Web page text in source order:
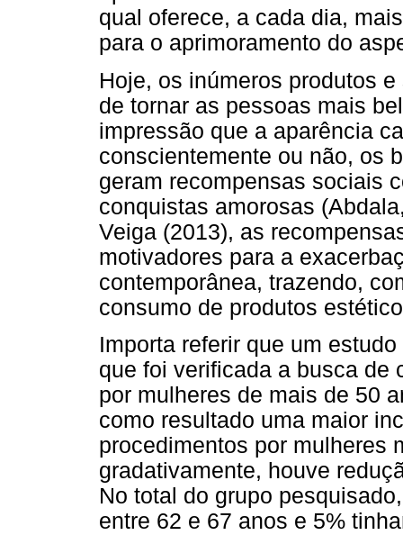
qual oferece, a cada dia,
para o aprimoramento do
Hoje, os inúmeros produtos
de tornar as pessoas mais
impressão que a aparência
conscientemente ou não, os
geram recompensas sociais
conquistas amorosas
Veiga (2013), as
motivadores para a
contemporânea, trazendo,
consumo de produtos
Importa referir que um
que foi verificada a busca de
por mulheres de mais de 50
como resultado uma maior
procedimentos por mulheres
gradativamente, houve
No total do grupo
entre 62 e 67 anos e 5%